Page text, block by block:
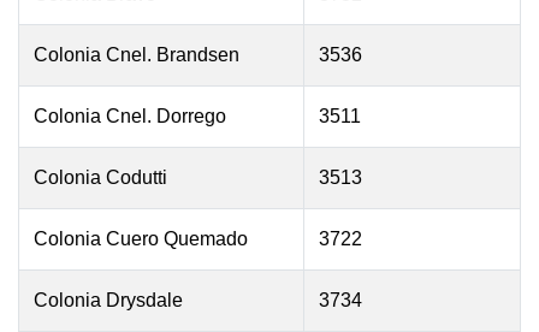
Colonia Cnel. Brandsen 3536
Colonia Cnel. Dorrego 3511
Colonia Codutti 3513
Colonia Cuero Quemado 3722
Colonia Drysdale 3734